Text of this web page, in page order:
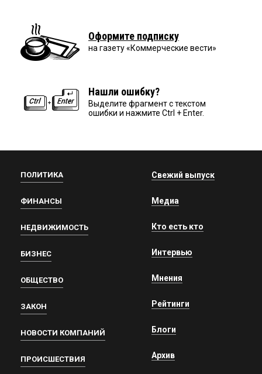
Оформите подписку
на газету «Коммерческие вести»
Нашли ошибку?
Выделите фрагмент с текстом
ошибки и нажмите Ctrl + Enter.
ПОЛИТИКА
ФИНАНСЫ
НЕДВИЖИМОСТЬ
БИЗНЕС
ОБЩЕСТВО
ЗАКОН
НОВОСТИ КОМПАНИЙ
ПРОИСШЕСТВИЯ
Свежий выпуск
Медиа
Кто есть кто
Интервью
Мнения
Рейтинги
Блоги
Архив